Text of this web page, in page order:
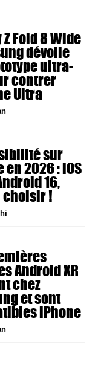
Fold 8 Wide
dévoile
ultra-
contrer
Ultra
sur
2026 : iOS
16,
!
Android XR
chez
et sont
iPhone